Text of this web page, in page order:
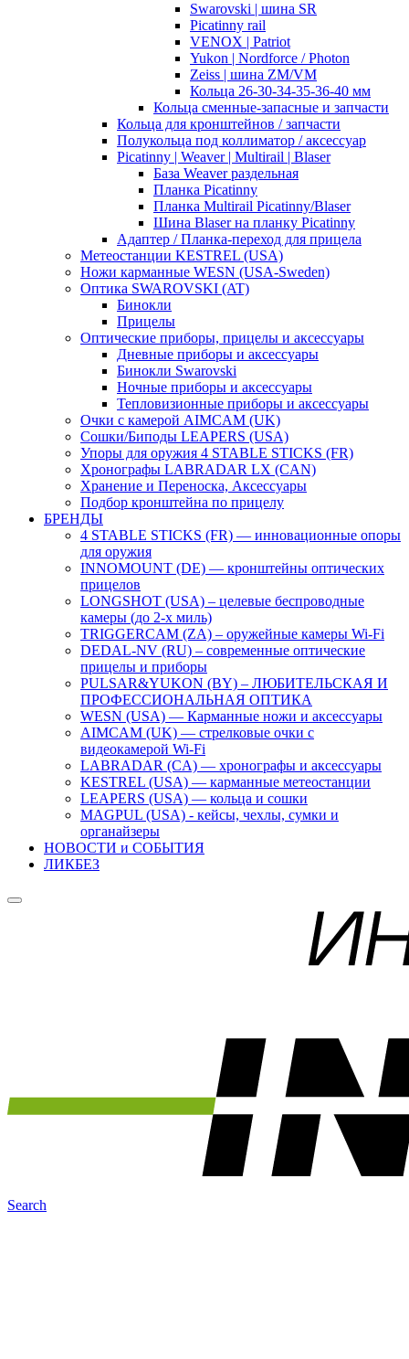
Swarovski | шина SR
Picatinny rail
VENOX | Patriot
Yukon | Nordforce / Photon
Zeiss | шина ZM/VM
Кольца 26-30-34-35-36-40 мм
Кольца сменные-запасные и запчасти
Кольца для кронштейнов / запчасти
Полукольца под коллиматор / аксессуар
Picatinny | Weaver | Multirail | Blaser
База Weaver раздельная
Планка Picatinny
Планка Multirail Picatinny/Blaser
Шина Blaser на планку Picatinny
Адаптер / Планка-переход для прицела
Метеостанции KESTREL (USA)
Ножи карманные WESN (USA-Sweden)
Оптика SWAROVSKI (AT)
Бинокли
Прицелы
Оптические приборы, прицелы и аксессуары
Дневные приборы и аксессуары
Бинокли Swarovski
Ночные приборы и аксессуары
Тепловизионные приборы и аксессуары
Очки с камерой AIMCAM (UK)
Сошки/Биподы LEAPERS (USA)
Упоры для оружия 4 STABLE STICKS (FR)
Хронографы LABRADAR LX (CAN)
Хранение и Переноска, Аксессуары
Подбор кронштейна по прицелу
БРЕНДЫ
4 STABLE STICKS (FR) — инновационные опоры
для оружия
INNOMOUNT (DE) — кронштейны оптических
прицелов
LONGSHOT (USA) – целевые беспроводные
камеры (до 2-х миль)
TRIGGERCAM (ZA) – оружейные камеры Wi-Fi
DEDAL-NV (RU) – современные оптические
прицелы и приборы
PULSAR&YUKON (BY) – ЛЮБИТЕЛЬСКАЯ И
ПРОФЕССИОНАЛЬНАЯ ОПТИКА
WESN (USA) — Карманные ножи и аксессуары
AIMCAM (UK) — стрелковые очки с
видеокамерой Wi-Fi
LABRADAR (CA) — хронографы и аксессуары
KESTREL (USA) — карманные метеостанции
LEAPERS (USA) — кольца и сошки
MAGPUL (USA) - кейсы, чехлы, сумки и
органайзеры
НОВОСТИ и СОБЫТИЯ
ЛИКБЕЗ
Search